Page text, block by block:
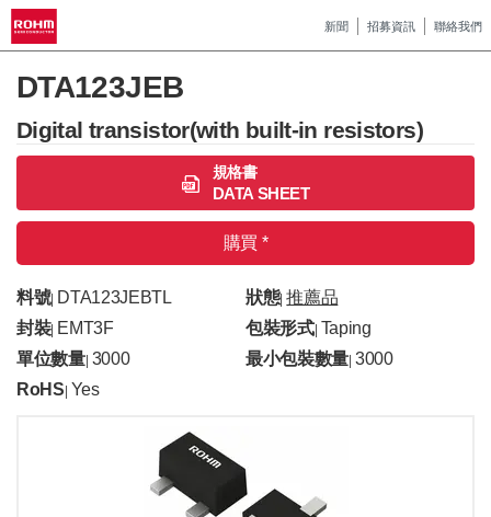
新聞 招募資訊 聯絡我們
DTA123JEB
Digital transistor(with built-in resistors)
規格書
DATA SHEET
購買 *
料號| DTA123JEBTL 狀態|推薦品
封裝| EMT3F 包裝形式| Taping
單位數量| 3000 最小包裝數量 |3000
RoHS Yes